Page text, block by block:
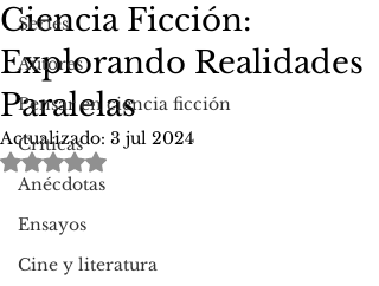
Series
Autores
Pensar en ciencia ficción
Críticas
Anécdotas
Ensayos
Cine y literatura
Ciencia Ficción:
Explorando Realidades
Paralelas
Actualizado: 3 jul 2024
Obtuvo NaN de 5 estrellas.